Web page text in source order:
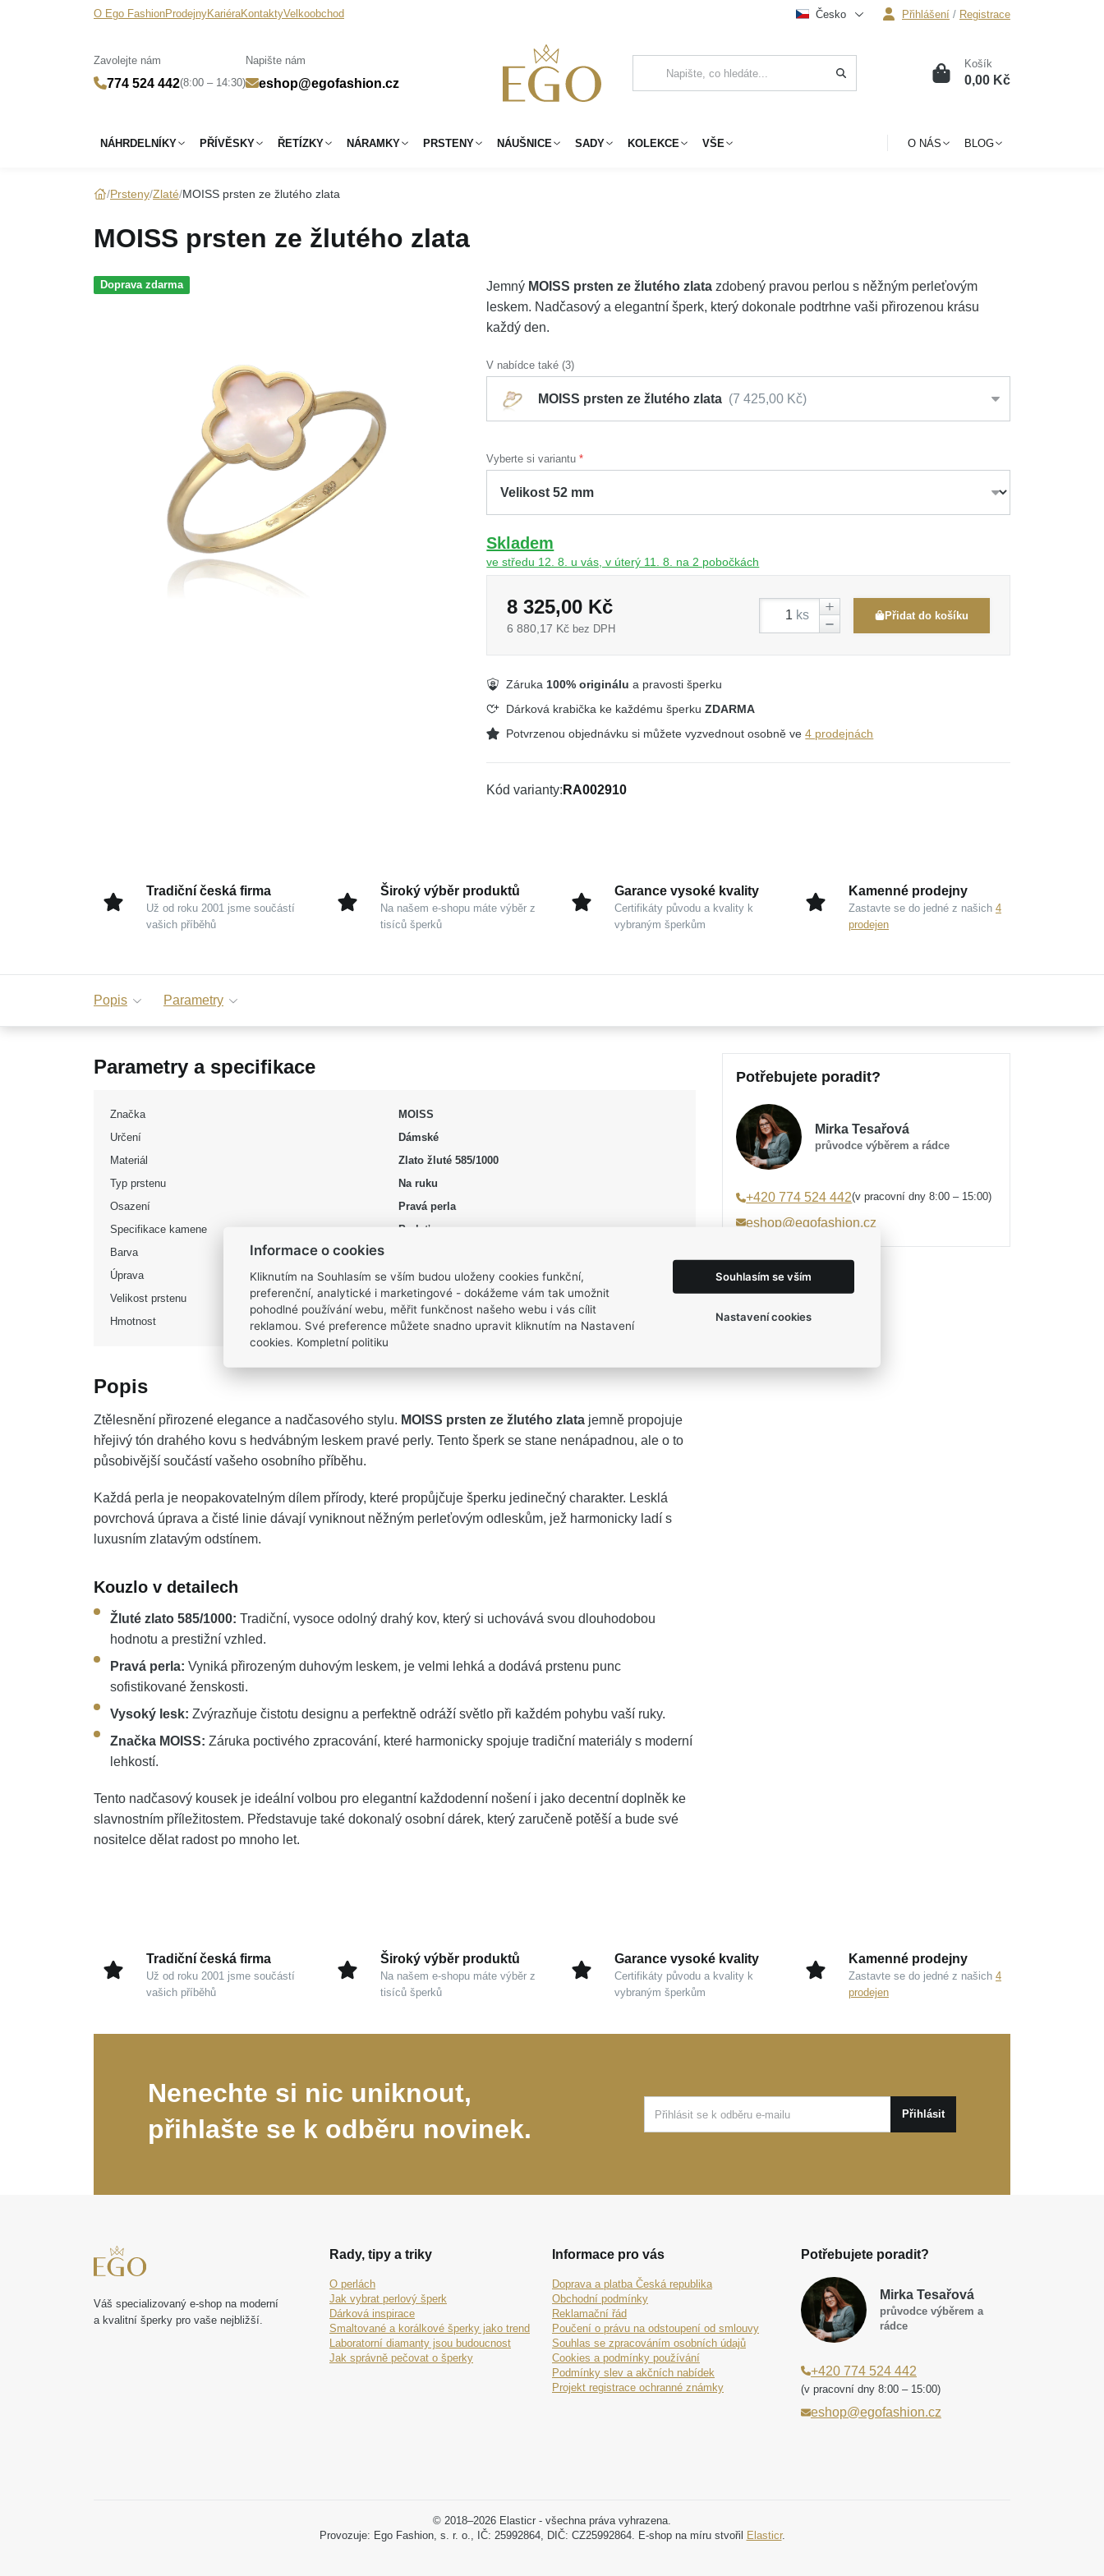
O Ego FashionProdejnyKariéraKontaktyVelkoobchod
Zavolejte nám
774 524 442(8:00 – 14:30)
Napište nám
eshop@egofashion.cz
Česko Přihlášení / Registrace
0 Košík
0,00 Kč
NÁHRDELNÍKY PŘÍVĚSKY ŘETÍZKY NÁRAMKY PRSTENY NÁUŠNICE SADY KOLEKCE VŠE O NÁS BLOG
Prsteny Zlaté MOISS prsten ze žlutého zlata
MOISS prsten ze žlutého zlata
Doprava zdarma Jemný MOISS prsten ze žlutého zlata zdobený pravou perlou s něžným perleťovým
leskem. Nadčasový a elegantní šperk, který dokonale podtrhne vaši přirozenou krásu
každý den.
V nabídce také (3)
MOISS prsten ze žlutého zlata 7 425,00 Kč
Vyberte si variantu
Skladem
ve středu 12. 8. u vás, v úterý 11. 8. na 2 pobočkách
8 325,00 Kč
6 880,17 Kč bez DPH
ks Přidat do košíku
Záruka 100% originálu a pravosti šperku
Dárková krabička ke každému šperkuZDARMA
Potvrzenou objednávku si můžete vyzvednout osobně ve4 prodejnách
Kód varianty RA002910
Tradiční česká firma
Už od roku 2001 jsme součástí
vašich příběhů
Široký výběr produktů
Na našem e-shopu máte výběr z
tisíců šperků
Garance vysoké kvality
Certifikáty původu a kvality k
vybraným šperkům
Kamenné prodejny
Zastavte se do jedné z našich 4
prodejen
Popis Parametry
Parametry a specifikace
Značka
MOISS
Určení
Dámské
Materiál
Zlato žluté 585/1000
Typ prstenu
Na ruku
Osazení
Pravá perla
Specifikace kamene
Perleť
Barva
Úprava
Lesk
Velikost prstenu
50, 52, 54, 56, 58
Hmotnost
1,75 g
Popis
Ztělesnění přirozené elegance a nadčasového stylu. MOISS prsten ze žlutého zlata jemně propojuje
hřejivý tón drahého kovu s hedvábným leskem pravé perly. Tento šperk se stane nenápadnou, ale o to
působivější součástí vašeho osobního příběhu.
Každá perla je neopakovatelným dílem přírody, které propůjčuje šperku jedinečný charakter. Lesklá
povrchová úprava a čisté linie dávají vyniknout něžným perleťovým odleskům, jež harmonicky ladí s
luxusním zlatavým odstínem.
Kouzlo v detailech
Žluté zlato 585/1000: Tradiční, vysoce odolný drahý kov, který si uchovává svou dlouhodobou
hodnotu a prestižní vzhled.
Pravá perla: Vyniká přirozeným duhovým leskem, je velmi lehká a dodává prstenu punc
sofistikované ženskosti.
Vysoký lesk: Zvýrazňuje čistotu designu a perfektně odráží světlo při každém pohybu vaší ruky.
Značka MOISS: Záruka poctivého zpracování, které harmonicky spojuje tradiční materiály s moderní
lehkostí.
Tento nadčasový kousek je ideální volbou pro elegantní každodenní nošení i jako decentní doplněk ke
slavnostním příležitostem. Představuje také dokonalý osobní dárek, který zaručeně potěší a bude své
nositelce dělat radost po mnoho let.
Potřebujete poradit?
Mirka Tesařová
průvodce výběrem a rádce
+420 774 524 442(v pracovní dny 8:00 – 15:00)
eshop@egofashion.cz
Tradiční česká firma
Už od roku 2001 jsme součástí
vašich příběhů
Široký výběr produktů
Na našem e-shopu máte výběr z
tisíců šperků
Garance vysoké kvality
Certifikáty původu a kvality k
vybraným šperkům
Kamenné prodejny
Zastavte se do jedné z našich 4
prodejen
Nenechte si nic uniknout,
přihlašte se k odběru novinek.
Přihlásit
Váš specializovaný e-shop na moderní
a kvalitní šperky pro vaše nejbližší.
Rady, tipy a triky
O perlách
Jak vybrat perlový šperk
Dárková inspirace
Smaltované a korálkové šperky jako trend
Laboratorní diamanty jsou budoucnost
Jak správně pečovat o šperky
Informace pro vás
Doprava a platba Česká republika
Obchodní podmínky
Reklamační řád
Poučení o právu na odstoupení od smlouvy
Souhlas se zpracováním osobních údajů
Cookies a podmínky používání
Podmínky slev a akčních nabídek
Projekt registrace ochranné známky
Potřebujete poradit?
Mirka Tesařová
průvodce výběrem a
rádce
+420 774 524 442
(v pracovní dny 8:00 – 15:00)
eshop@egofashion.cz
© 2018–2026 Elasticr - všechna práva vyhrazena.
Provozuje: Ego Fashion, s. r. o., IČ: 25992864, DIČ: CZ25992864. E-shop na míru stvořil
Elasticr.
Informace o cookies
Kliknutím na Souhlasím se vším budou uloženy cookies funkční,
preferenční, analytické i marketingové - dokážeme vám tak umožnit
pohodlné používání webu, měřit funkčnost našeho webu i vás cílit
reklamou. Své preference můžete snadno upravit kliknutím na Nastavení
cookies. Kompletní politiku
Souhlasím se vším
Nastavení cookies